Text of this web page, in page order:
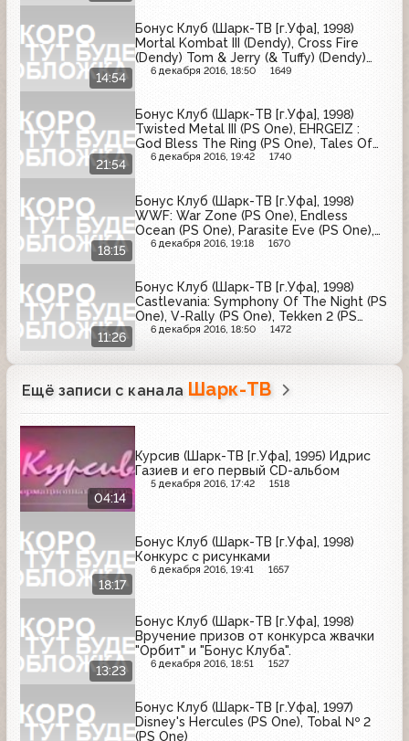
14:54
Бонус Клуб (Шарк-ТВ [г.Уфа], 1998)
Mortal Kombat III (Dendy), Cross Fire
(Dendy) Tom & Jerry (& Tuffy) (Dendy)
Угадайка (Dendy) Волейбол (Dendy)
6 декабря 2016, 18:50 1649
21:54
Бонус Клуб (Шарк-ТВ [г.Уфа], 1998)
Twisted Metal III (PS One), EHRGEIZ :
God Bless The Ring (PS One), Tales Of
Destiny (PS One), Bloody Roar 2 (PS
6 декабря 2016, 19:42 1740
18:15
Бонус Клуб (Шарк-ТВ [г.Уфа], 1998)
WWF: War Zone (PS One), Endless
Ocean (PS One), Parasite Eve (PS One),
Adventures Of Lomax (PS One), Bio
6 декабря 2016, 19:18 1670
11:26
Бонус Клуб (Шарк-ТВ [г.Уфа], 1998)
Castlevania: Symphony Of The Night (PS
One), V-Rally (PS One), Tekken 2 (PS
One), OverBlood (PS One)
6 декабря 2016, 18:50 1472
Ещё записи с канала Шарк-ТВ
04:14
Курсив (Шарк-ТВ [г.Уфа], 1995) Идрис
Газиев и его первый CD-альбом
5 декабря 2016, 17:42 1518
18:17
Бонус Клуб (Шарк-ТВ [г.Уфа], 1998)
Конкурс с рисунками
6 декабря 2016, 19:41 1657
13:23
Бонус Клуб (Шарк-ТВ [г.Уфа], 1998)
Вручение призов от конкурса жвачки
"Орбит" и "Бонус Клуба".
6 декабря 2016, 18:51 1527
Бонус Клуб (Шарк-ТВ [г.Уфа], 1997)
Disney's Hercules (PS One), Tobal № 2
(PS One)